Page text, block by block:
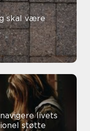
skal være
livets
støtte